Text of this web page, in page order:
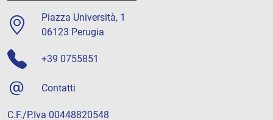
Piazza Università, 1
06123 Perugia
+39 0755851
Contatti
C.F./P.Iva 00448820548